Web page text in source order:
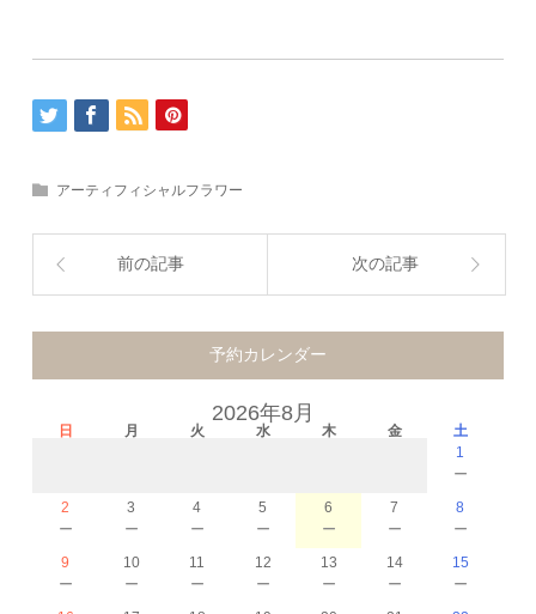
アーティフィシャルフラワー
前の記事 次の記事
予約カレンダー
2026年8月
日 月 火 水 木 金
土
1
－
2
－
3
－
4
－
5
－
6
－
7
－
8
－
9
－
10
－
11
－
12
－
13
－
14
－
15
－